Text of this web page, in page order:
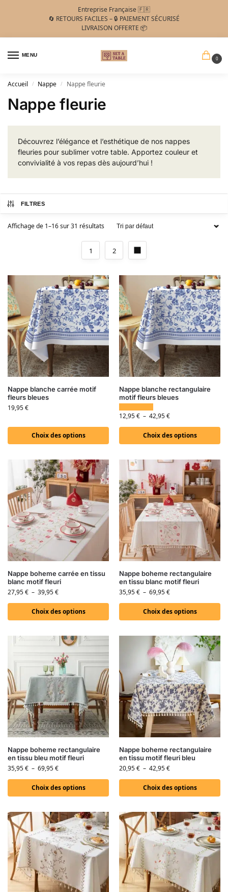
Entreprise Française 🇫🇷
🔄 RETOURS FACILES – 🔒 PAIEMENT SÉCURISÉ
LIVRAISON OFFERTE 📦
MENU
0
Accueil / Nappe / Nappe fleurie
Nappe fleurie
Découvrez l’élégance et l’esthétique de nos nappes
fleuries pour sublimer votre table. Apportez couleur et
convivialité à vos repas dès aujourd’hui !
FILTRES
Affichage de 1–16 sur 31 résultats
1 2
Nappe blanche carrée motif
fleurs bleues
19,95€
Choix des options
Nappe blanche rectangulaire
motif fleurs bleues
12,95€ – 42,95€
Choix des options
Nappe boheme carrée en tissu
blanc motif fleuri
27,95€ – 39,95€
Choix des options
Nappe boheme rectangulaire
en tissu blanc motif fleuri
35,95€ – 69,95€
Choix des options
Nappe boheme rectangulaire
en tissu bleu motif fleuri
35,95€ – 69,95€
Choix des options
Nappe boheme rectangulaire
en tissu motif fleuri bleu
20,95€ – 42,95€
Choix des options